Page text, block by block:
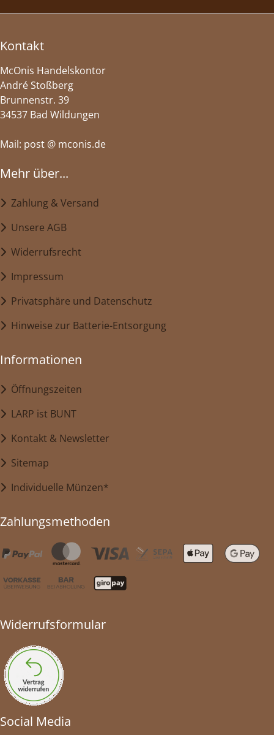
Kontakt
McOnis Handelskontor
André Stoßberg
Brunnenstr. 39
34537 Bad Wildungen
Mail: post @ mconis.de
Mehr über...
Zahlung & Versand
Unsere AGB
Widerrufsrecht
Impressum
Privatsphäre und Datenschutz
Hinweise zur Batterie-Entsorgung
Informationen
Öffnungszeiten
LARP ist BUNT
Kontakt & Newsletter
Sitemap
Individuelle Münzen*
Zahlungsmethoden
Widerrufsformular
Social Media